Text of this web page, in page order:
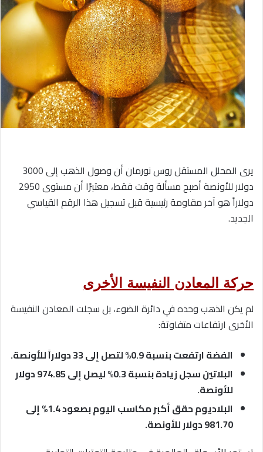
يرى المحلل المستقل روس نورمان أن وصول الذهب إلى 3000
دولار للأونصة أصبح مسألة وقت فقط، معتبرًا أن مستوى 2950
دولاراً هو آخر مقاومة رئيسية قبل تسجيل هذا الرقم القياسي
الجديد.
حركة المعادن النفيسة الأخرى
لم يكن الذهب وحده في دائرة الضوء، بل سجلت المعادن النفيسة
الأخرى ارتفاعات متفاوتة:
الفضة ارتفعت بنسبة 0.9% لتصل إلى 33 دولاراً للأونصة.
البلاتين سجل زيادة بنسبة 0.3% ليصل إلى 974.85 دولار
للأونصة.
البلاديوم حقق أكبر مكاسب اليوم بصعود 1.4% إلى
981.70 دولار للأونصة.